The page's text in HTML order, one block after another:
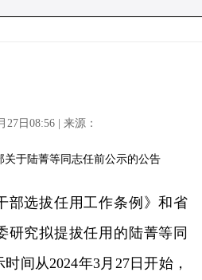
27日08:56 | 来源：
于陆菁等同志任前公示的公告
选拔任用工作条例》和省
研究拟提拔任用的陆菁等同
间从2024年3月27日开始，